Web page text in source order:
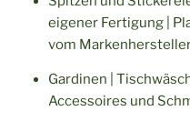
eigener Fertigung |
vom
Gardinen |
Accessoires und